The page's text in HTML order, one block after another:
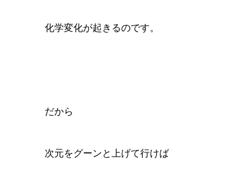
化学変化が起きるのです。
だから
次元をグーンと上げて行けば